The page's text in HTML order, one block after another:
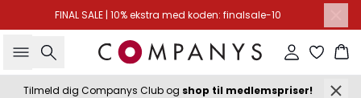
FINAL SALE | 10% ekstra med koden: finalsale-10
Søg Log ind
Tilmeld dig Companys Club og shop til medlemspriser!